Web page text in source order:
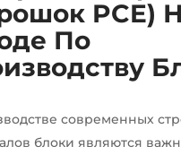
PCE)
По
современных
блоки являются